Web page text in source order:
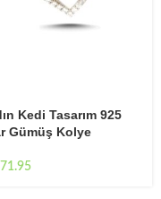
Kedi Tasarım 925
Gümüş Kolye